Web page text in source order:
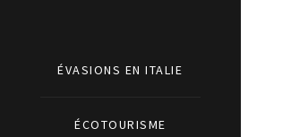
ÉVASIONS EN ITALIE
ÉCOTOURISME